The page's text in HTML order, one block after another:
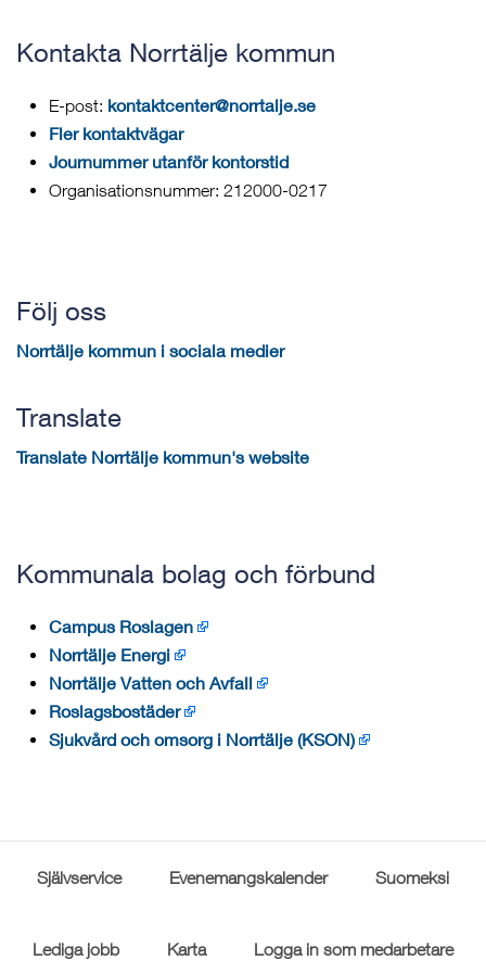
Kontakta Norrtälje kommun
E-post: kontaktcenter@norrtalje.se
Fler kontaktvägar
Journummer utanför kontorstid
Organisationsnummer: 212000-0217
Följ oss
Norrtälje kommun i sociala medier
Translate
Translate Norrtälje kommun's website
Kommunala bolag och förbund
Campus Roslagen
Norrtälje Energi
Norrtälje Vatten och Avfall
Roslagsbostäder
Sjukvård och omsorg i Norrtälje (KSON)
Självservice Evenemangskalender Suomeksi
Lediga jobb Karta Logga in som medarbetare